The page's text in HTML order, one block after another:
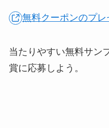
無料クーポンのプレ
当たりやすい無料サン
賞に応募しよう。